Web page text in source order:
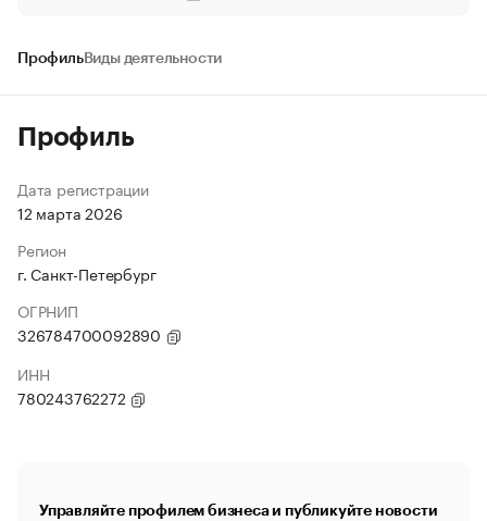
ПрофильВиды деятельности
Профиль
Дата регистрации
12 марта 2026
Регион
г. Санкт-Петербург
ОГРНИП
326784700092890
ИНН
780243762272
Управляйте профилем бизнеса и публикуйте новости